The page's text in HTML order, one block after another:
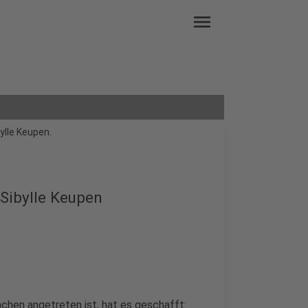
menu
Keupen.
Keupen
angetreten ist, hat es geschafft: